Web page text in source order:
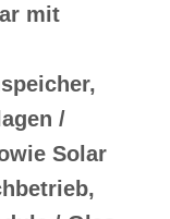
mit
/
Solar